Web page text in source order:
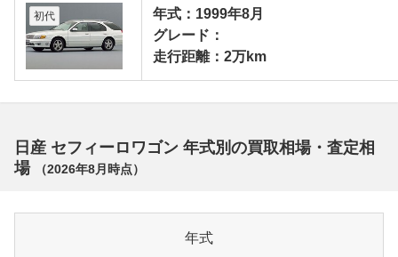
初代
年式：1999年8月
グレード：
走行距離：2万km
日産 セフィーロワゴン 年式別の買取相場・査定相
場
（2026年8月 時点）
年式